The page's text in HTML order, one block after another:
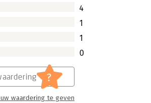
4
1
1
0
?
waardering te geven